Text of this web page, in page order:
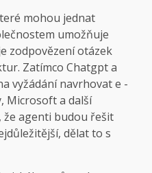
mohou jednat
umožňuje
zodpovězení otázek
Zatímco Chatgpt a
vyžádání navrhovat e -
Microsoft a další
agenti budou řešit
dělat to s